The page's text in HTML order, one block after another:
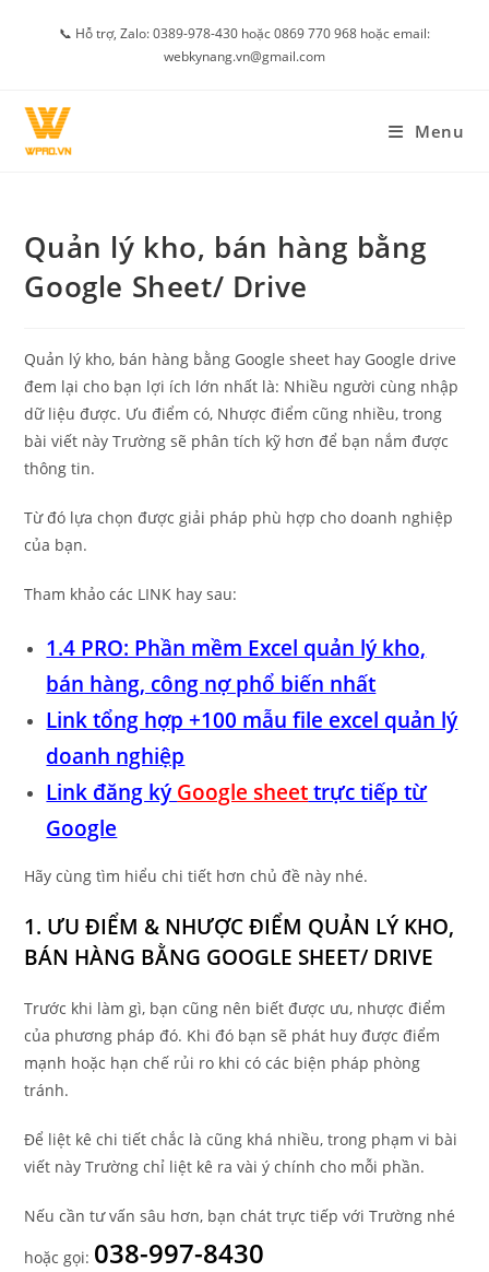
📞 Hỗ trợ, Zalo: 0389-978-430 hoặc 0869 770 968 hoặc email:
webkynang.vn@gmail.com
Menu
Quản lý kho, bán hàng bằng
Google Sheet/ Drive
Quản lý kho, bán hàng bằng Google sheet hay Google drive
đem lại cho bạn lợi ích lớn nhất là: Nhiều người cùng nhập
dữ liệu được. Ưu điểm có, Nhược điểm cũng nhiều, trong
bài viết này Trường sẽ phân tích kỹ hơn để bạn nắm được
thông tin.
Từ đó lựa chọn được giải pháp phù hợp cho doanh nghiệp
của bạn.
Tham khảo các LINK hay sau:
1.4 PRO: Phần mềm Excel quản lý kho,
bán hàng, công nợ phổ biến nhất
Link tổng hợp +100 mẫu file excel quản lý
doanh nghiệp
Link đăng ký Google sheet trực tiếp từ
Google
Hãy cùng tìm hiểu chi tiết hơn chủ đề này nhé.
1. ƯU ĐIỂM & NHƯỢC ĐIỂM QUẢN LÝ KHO,
BÁN HÀNG BẰNG GOOGLE SHEET/ DRIVE
Trước khi làm gì, bạn cũng nên biết được ưu, nhược điểm
của phương pháp đó. Khi đó bạn sẽ phát huy được điểm
mạnh hoặc hạn chế rủi ro khi có các biện pháp phòng
tránh.
Để liệt kê chi tiết chắc là cũng khá nhiều, trong phạm vi bài
viết này Trường chỉ liệt kê ra vài ý chính cho mỗi phần.
Nếu cần tư vấn sâu hơn, bạn chát trực tiếp với Trường nhé
hoặc gọi: 038-997-8430